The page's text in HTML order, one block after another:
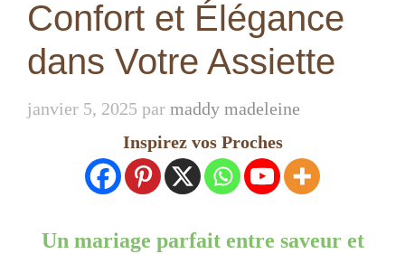
Confort et Élégance
dans Votre Assiette
janvier 5, 2025 par maddy madeleine
Inspirez vos Proches
Un mariage parfait entre saveur et